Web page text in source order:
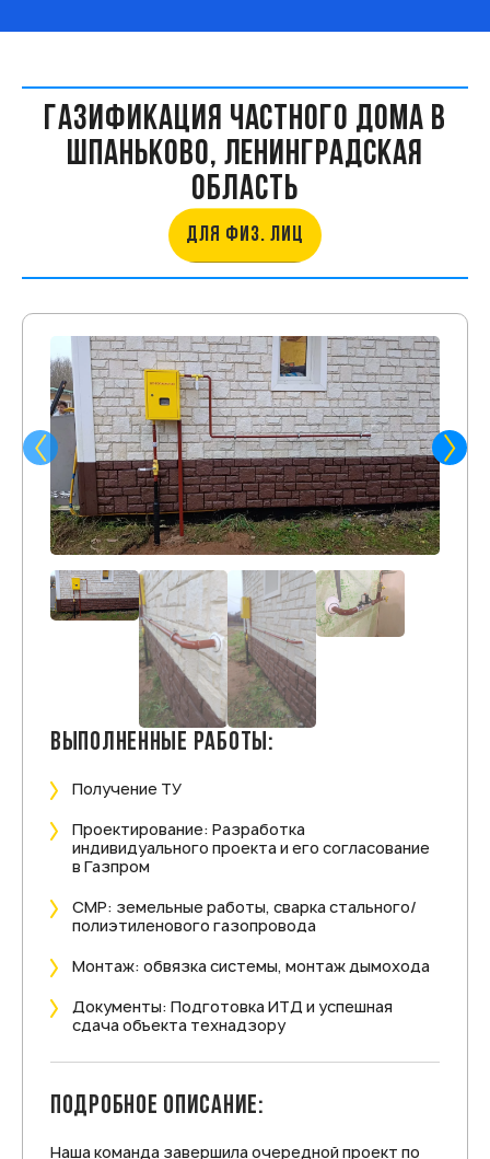
ГАЗИФИКАЦИЯ ЧАСТНОГО ДОМА В
ШПАНЬКОВО, ЛЕНИНГРАДСКАЯ
ОБЛАСТЬ
ДЛЯ ФИЗ. ЛИЦ
ВЫПОЛНЕННЫЕ РАБОТЫ:
Получение ТУ
Проектирование: Разработка
индивидуального проекта и его согласование
в Газпром
СМР: земельные работы, сварка стального/
полиэтиленового газопровода
Монтаж: обвязка системы, монтаж дымохода
Документы: Подготовка ИТД и успешная
сдача объекта технадзору
ПОДРОБНОЕ ОПИСАНИЕ:
Наша команда завершила очередной проект по